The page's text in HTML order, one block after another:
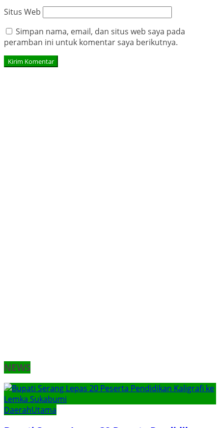
Situs Web
Simpan nama, email, dan situs web saya pada
peramban ini untuk komentar saya berikutnya.
NEWS
DaerahUtama